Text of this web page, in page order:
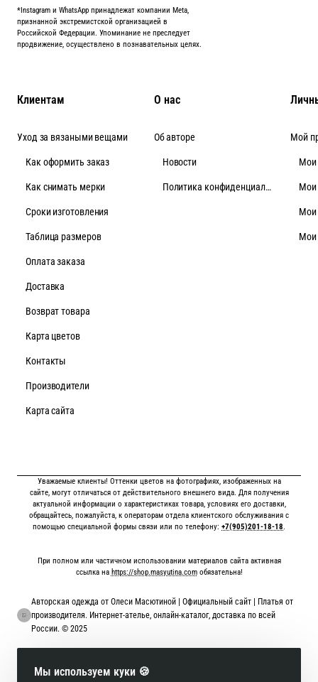
Мы используем куки 🍪
*Instagram и WhatsApp принадлежат компании Meta,
признанной экстремистской организацией в
Российской Федерации. Упоминание не преследует
продвижение, осуществлено в познавательных целях.
Клиентам
Уход за вязаными вещами
Как оформить заказ
Как снимать мерки
Cроки изготовления
Таблица размеров
Оплата заказа
Доставка
Возврат товара
Карта цветов
Контакты
Производители
Карта сайта
О нас
Об авторе
Новости
Политика конфиденциальности
Мой
Мои
Мои
Мои
Мои
Уважаемые клиенты! Оттенки цветов на фотографиях, изображенных на
сайте, могут отличаться от действительного внешнего вида. Для получения
актуальной информации о характеристиках товара, условиях его доставки,
обращайтесь, пожалуйста, к операторам отдела клиентского обслуживания с
помощью специальной формы связи или по телефону: +7(905)201-18-18.
При полном или частичном использовании материалов сайта активная
ссылка на https://shop.masyutina.comобязательна!
Авторская одежда от Олеси Масютиной | Официальный сайт | Платья от
производителя. Интернет-ателье, онлайн-каталог, доставка по всей
России. © 2025
Онлайн оплата картой